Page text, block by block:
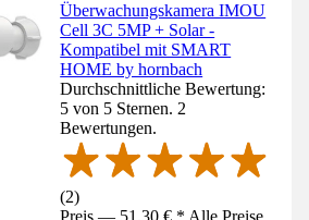
Überwachungskamera IMOU
Cell 3C 5MP + Solar -
Kompatibel mit SMART
HOME by hornbach
Durchschnittliche Bewertung:
5 von 5 Sternen. 2
Bewertungen.
(2)
Preis — 51,30 € * Alle Preise